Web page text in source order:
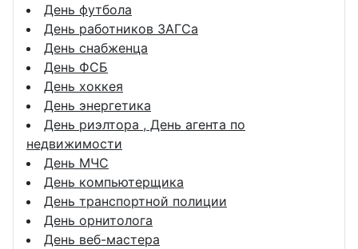
День футбола
День работников ЗАГСа
День снабженца
День ФСБ
День хоккея
День энергетика
День риэлтора , День агента по
недвижимости
День МЧС
День компьютерщика
День транспортной полиции
День орнитолога
День веб-мастера